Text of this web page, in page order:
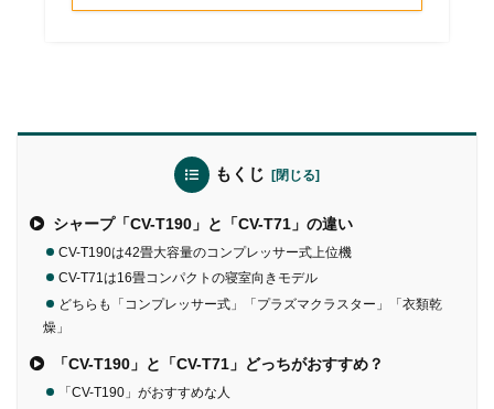
もくじ
シャープ「CV-T190」と「CV-T71」の違い
CV-T190は42畳大容量のコンプレッサー式上位機
CV-T71は16畳コンパクトの寝室向きモデル
どちらも「コンプレッサー式」「プラズマクラスター」「衣類乾
燥」
「CV-T190」と「CV-T71」どっちがおすすめ？
「CV-T190」がおすすめな人